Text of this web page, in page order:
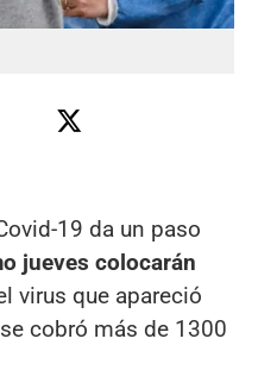
19 da un paso
jueves colocarán
virus que apareció
cobró más de 1300